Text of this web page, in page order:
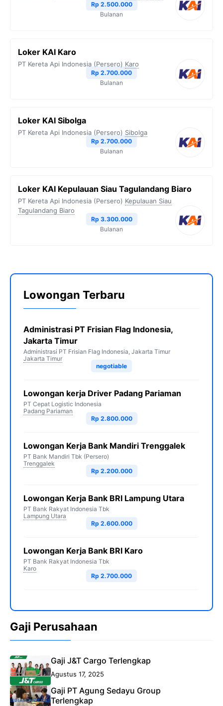
Rp 2.500.000
Bulanan
Loker KAI Karo
PT Kereta Api Indonesia (Persero) Karo
Rp 2.700.000
Bulanan
Loker KAI Sibolga
PT Kereta Api Indonesia (Persero) Sibolga
Rp 2.700.000
Bulanan
Loker KAI Kepulauan Siau Tagulandang Biaro
PT Kereta Api Indonesia (Persero) Kepulauan Siau
Tagulandang Biaro
Rp 3.300.000
Bulanan
Lowongan Terbaru
Administrasi PT Frisian Flag Indonesia,
Jakarta Timur
Administrasi PT Frisian Flag Indonesia, Jakarta Timur
Jakarta Timur
negotiable
Lowongan kerja Driver Padang Pariaman
PT Cepat Logistic Indonesia
Padang Pariaman
Rp 2.800.000
Lowongan Kerja Bank Mandiri Trenggalek
PT Bank Mandiri Tbk (Persero)
Trenggalek
Rp 2.200.000
Lowongan Kerja Bank BRI Lampung Utara
PT Bank Rakyat Indonesia Tbk
Lampung Utara
Rp 2.600.000
Lowongan Kerja Bank BRI Karo
PT Bank Rakyat Indonesia Tbk
Karo
Rp 2.700.000
Gaji Perusahaan
Gaji J&T Cargo Terlengkap
Agustus 17, 2025
Gaji PT Agung Sedayu Group
Terlengkap